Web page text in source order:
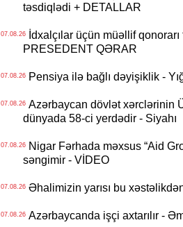
təsdiqlədi + DETALLAR
07.08.26İdxalçılar üçün müəllif
PRESEDENT QƏRAR
07.08.26Pensiya ilə bağlı dəyişiklik -
07.08.26Azərbaycan dövlət xərclərinin
dünyada 58-ci yerdədir - Siyahı
07.08.26Nigar Fərhada məxsus “Aid
səngimir - VİDEO
07.08.26Əhalimizin yarısı bu
07.08.26Azərbaycanda işçi axtarılır -